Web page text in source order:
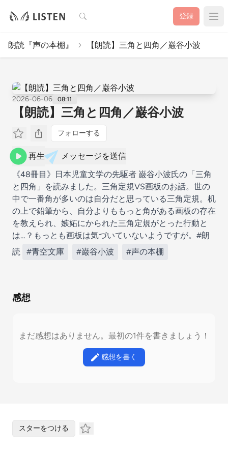
検索 登録
朗読『声の本棚』 【朗読】三角と四角／巌谷小波
2026-06-06 08:11
【朗読】三角と四角／巌谷小波
フォローする
再生
メッセージを送信
《48冊目》日本児童文学の先駆者 巌谷小波氏の「三角
と四角」を読みました。三角定規VS画板のお話。世の
中で一番角が多いのは自分だと思っている三角定規。机
の上で鉛筆から、自分よりももっと角がある画板の存在
を教えられ、嫉妬にかられた三角定規がとった行動と
は…？もっとも画板は気づいていないようですが。#朗
読
#青空文庫 #巌谷小波 #声の本棚
感想
まだ感想はありません。最初の1件を書きましょう！
感想を書く
スターをつける